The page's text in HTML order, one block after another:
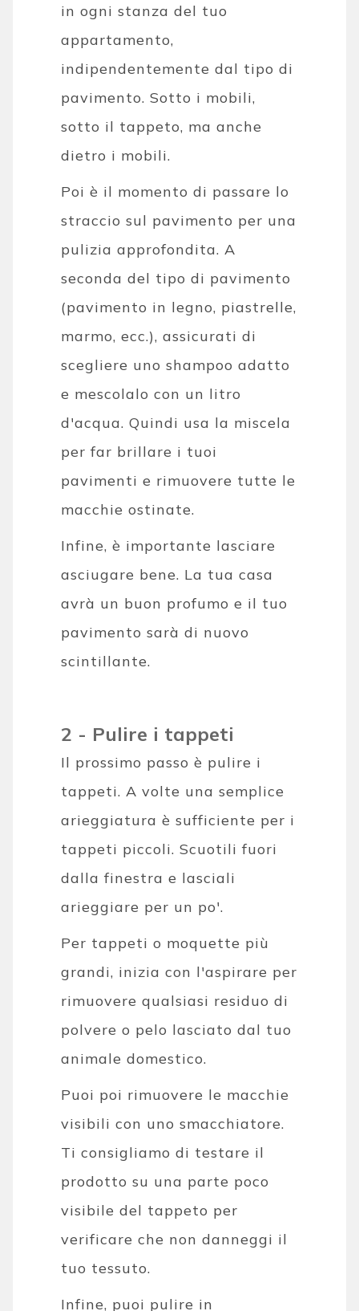
in ogni stanza del tuo
appartamento,
indipendentemente dal tipo di
pavimento. Sotto i mobili,
sotto il tappeto, ma anche
dietro i mobili.
Poi è il momento di passare lo
straccio sul pavimento per una
pulizia approfondita. A
seconda del tipo di pavimento
(pavimento in legno, piastrelle,
marmo, ecc.), assicurati di
scegliere uno shampoo adatto
e mescolalo con un litro
d'acqua. Quindi usa la miscela
per far brillare i tuoi
pavimenti e rimuovere tutte le
macchie ostinate.
Infine, è importante lasciare
asciugare bene. La tua casa
avrà un buon profumo e il tuo
pavimento sarà di nuovo
scintillante.
2 - Pulire i tappeti
Il prossimo passo è pulire i
tappeti. A volte una semplice
arieggiatura è sufficiente per i
tappeti piccoli. Scuotili fuori
dalla finestra e lasciali
arieggiare per un po'.
Per tappeti o moquette più
grandi, inizia con l'aspirare per
rimuovere qualsiasi residuo di
polvere o pelo lasciato dal tuo
animale domestico.
Puoi poi rimuovere le macchie
visibili con uno smacchiatore.
Ti consigliamo di testare il
prodotto su una parte poco
visibile del tappeto per
verificare che non danneggi il
tuo tessuto.
Infine, puoi pulire in